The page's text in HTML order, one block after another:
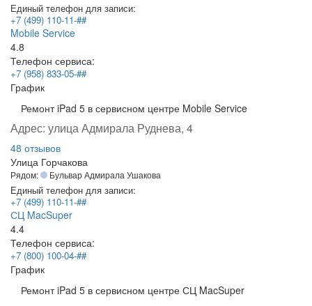
Единый телефон для записи:
+7 (499) 110-11-##
Mobile Service
4.8
Телефон сервиса:
+7 (958) 833-05-##
График
Ремонт iPad 5 в сервисном центре Mobile Service
Адрес: улица Адмирала Руднева, 4
48 отзывов
Улица Горчакова
Рядом: Бульвар Адмирала Ушакова
Единый телефон для записи:
+7 (499) 110-11-##
СЦ MacSuper
4.4
Телефон сервиса:
+7 (800) 100-04-##
График
Ремонт iPad 5 в сервисном центре СЦ MacSuper